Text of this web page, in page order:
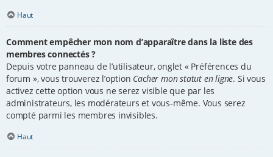
Haut
Comment empêcher mon nom d’apparaître dans la liste des
membres connectés ?
Depuis votre panneau de l’utilisateur, onglet « Préférences du
forum », vous trouverez l’option Cacher mon statut en ligne. Si vous
activez cette option vous ne serez visible que par les
administrateurs, les modérateurs et vous-même. Vous serez
compté parmi les membres invisibles.
Haut